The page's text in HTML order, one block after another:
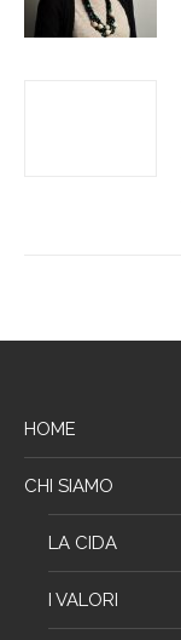
HOME
CHI SIAMO
LA CIDA
I VALORI